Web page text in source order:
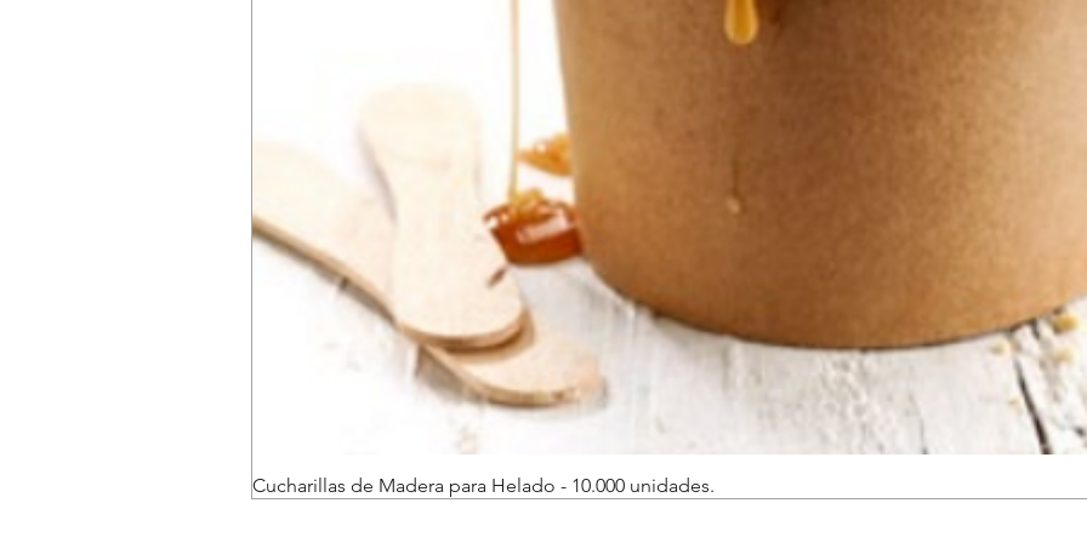
Cucharillas de Madera para Helado - 10.000 unidades.